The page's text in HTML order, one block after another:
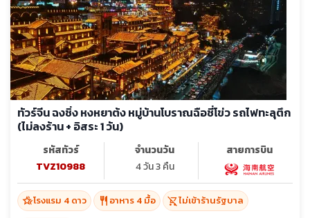
ทัวร์จีน ฉงชิ่ง หงหยาต้ง หมู่บ้านโบราณฉือชี่โข่ว รถไฟทะลุตึก
(ไม่ลงร้าน + อิสระ 1 วัน)
รหัสทัวร์
TVZ10988
จำนวนวัน
4 วัน 3 คืน
สายการบิน
hotel_classโรงแรม 4 ดาว restaurant อาหาร 4 มื้อ shopping_cart_offไม่เข้าร้านรัฐบาล